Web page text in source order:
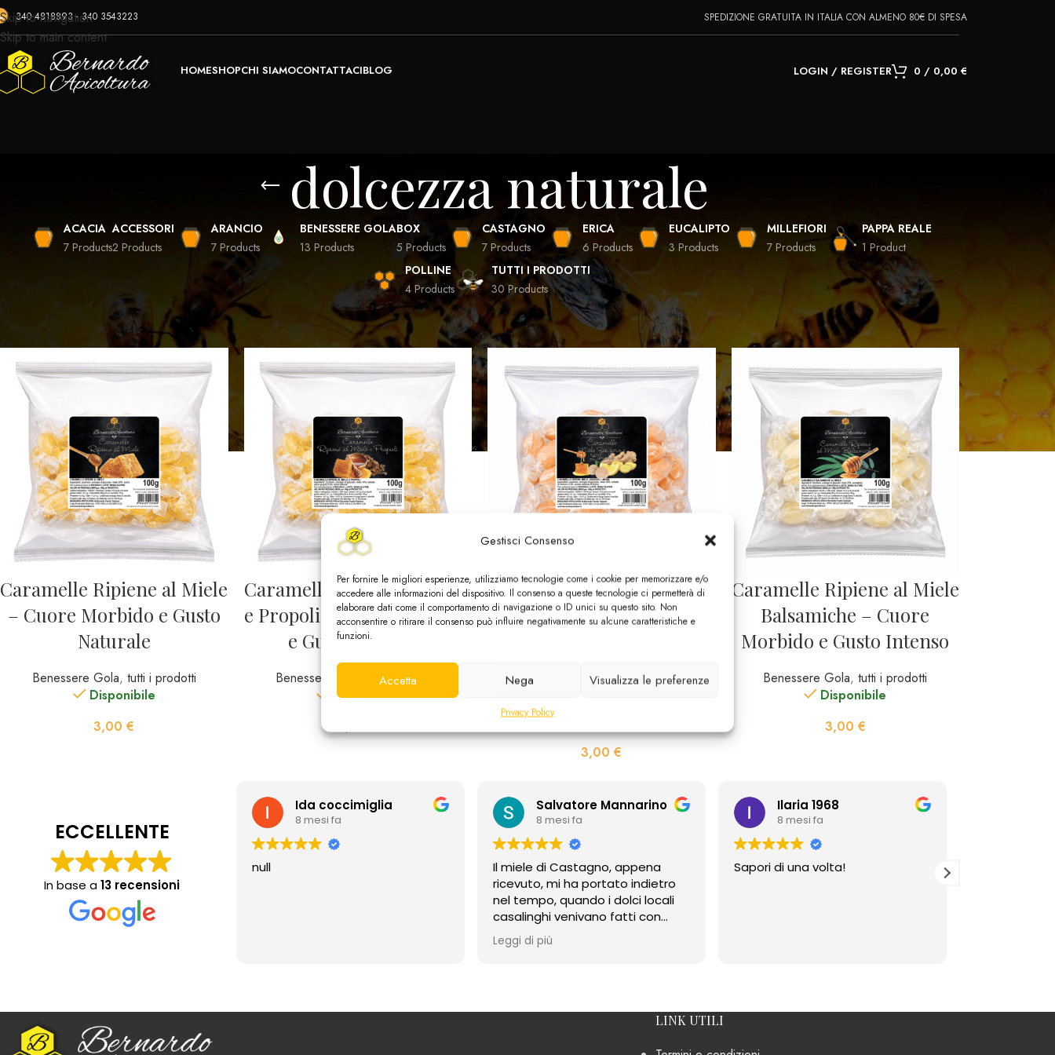
Gestisci Consenso
Per fornire le migliori esperienze, utilizziamo tecnologie come i cookie per memorizzare e/o
accedere alle informazioni del dispositivo. Il consenso a queste tecnologie ci permetterà di
elaborare dati come il comportamento di navigazione o ID unici su questo sito. Non
acconsentire o ritirare il consenso può influire negativamente su alcune caratteristiche e
funzioni.
Accetta Nega Visualizza le preferenze
Privacy Policy
Skip to navigation
Skip to main content
340 4818893 - 340 3543223 SPEDIZIONE GRATUITA IN ITALIA CON ALMENO 80€ DI SPESA
HOMESHOPCHI SIAMOCONTATTACIBLOG LOGIN / REGISTER 0 / 0,00 €
dolcezza naturale
ACACIA
7 Products
ACCESSORI
2 Products
ARANCIO
7 Products
BENESSERE GOLA
13 Products
BOX
5 Products
CASTAGNO
7 Products
ERICA
6 Products
EUCALIPTO
3 Products
MILLEFIORI
7 Products
PAPPA REALE
1 Product
POLLINE
4 Products
TUTTI I PRODOTTI
30 Products
Prodotti taggati “dolcezza naturale” Show 16 20 24 28
Caramelle Ripiene al Miele
– Cuore Morbido e Gusto
Naturale
Benessere Gola, tutti i prodotti
Disponibile
3,00€
Caramelle Ripiene al Miele
e Propoli – Cuore Morbido
e Gusto Naturale
Benessere Gola
tutti i prodotti
Disponibile
Caramelle Ripiene al
Miele, Zenzero e Limone –
Benessere Gola
3,00€
Caramelle Ripiene al Miele
Balsamiche – Cuore
Morbido e Gusto Intenso
Benessere Gola,tutti i prodotti
Disponibile
3,00 €
ECCELLENTE
In base a13 recensioni
Ida coccimiglia
8 mesi fa
null
Salvatore Mannarino
8 mesi fa
Il miele di Castagno, appena
ricevuto, mi ha portato indietro
nel tempo, quando i dolci locali
casalinghi venivano fatti con
questo miele. Il profumo intenso,
il sapore forte e il retrogusto
Complimenti.
Leggi di più
Ilaria 1968
8 mesi fa
Sapori di una volta!
LINK UTILI